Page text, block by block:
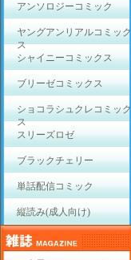
アンソロジーコミック
ヤングアンリアルコミック
ス
シャイニーコミックス
ブリーゼコミックス
ショコラシュクレコミック
ス
スリーズロゼ
ブラックチェリー
単話配信コミック
縦読み(成人向け)